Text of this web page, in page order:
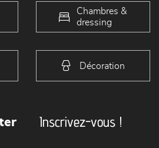
Chambres &
dressing
Décoration
Inscrivez-vous !